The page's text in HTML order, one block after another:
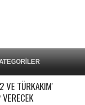
VE TÜRKAKIM'